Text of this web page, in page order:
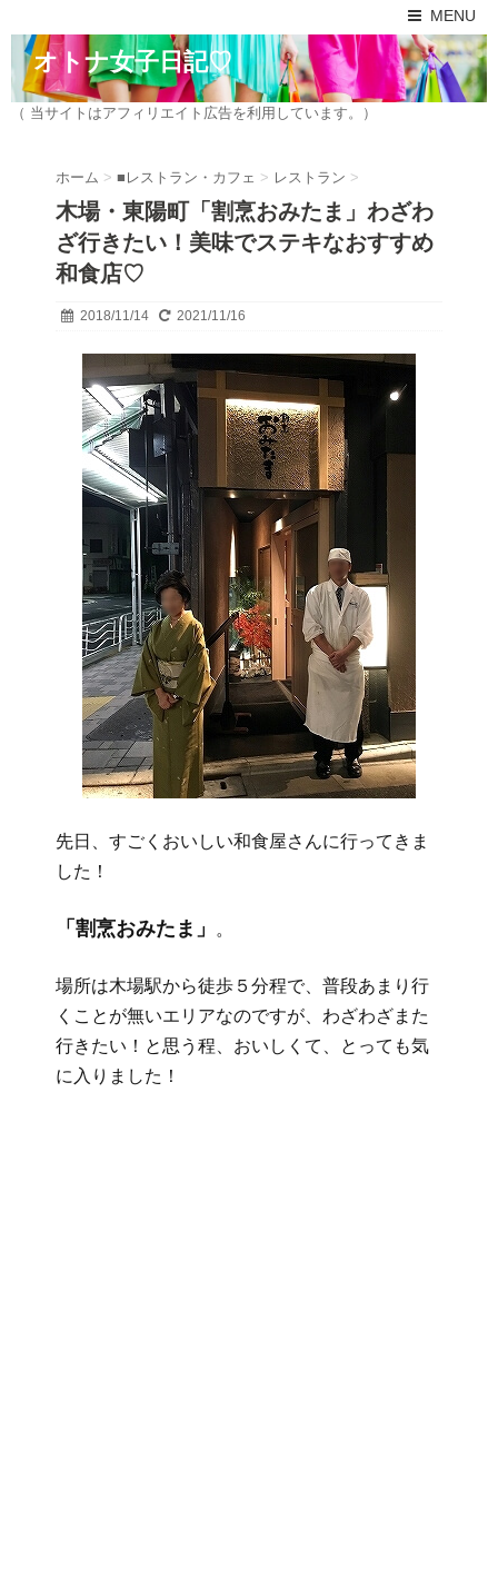
MENU
オトナ女子日記♡
（ 当サイトはアフィリエイト広告を利用しています。）
ホーム > ■レストラン・カフェ > レストラン >
木場・東陽町「割烹おみたま」わざわ
ざ行きたい！美味でステキなおすすめ
和食店♡
2018/11/14 2021/11/16
先日、すごくおいしい和食屋さんに行ってきま
した！
「割烹おみたま」 。
場所は木場駅から徒歩５分程で、普段あまり行
くことが無いエリアなのですが、わざわざまた
行きたい！と思う程、おいしくて、とっても気
に入りました！